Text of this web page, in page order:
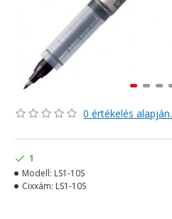
0 értékelés alapján.
1
Modell: LS1-10S
Cixxám: LS1-10S